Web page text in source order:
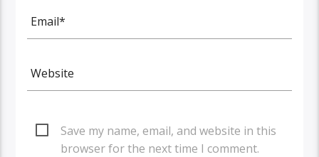
Save my name, email, and website in this
browser for the next time I comment.